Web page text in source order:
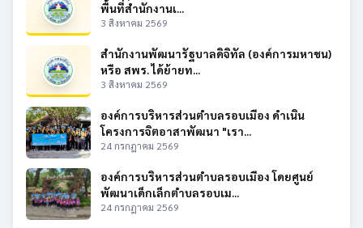
พื้นที่สำนักงานเ...
3 สิงหาคม 2569
สำนักงานพัฒนารัฐบาลดิจิทัล (องค์การมหาชน)
หรือ สพร. ได้ย้ายท...
3 สิงหาคม 2569
องค์การบริหารส่วนตำบลรอบเมือง ดำเนิน
โครงการจิตอาสาพัฒนา "เรา...
24 กรกฎาคม 2569
องค์การบริหารส่วนตำบลรอบเมือง โดยศูนย์
พัฒนาเด็กเล็กตำบลรอบเม...
24 กรกฎาคม 2569